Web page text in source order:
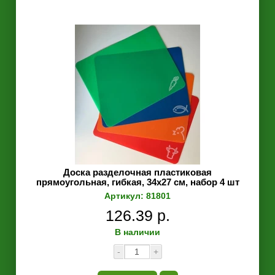
Доска разделочная пластиковая
прямоугольная, гибкая, 34х27 см, набор 4 шт
Артикул: 81801
126.39 р.
В наличии
-
+